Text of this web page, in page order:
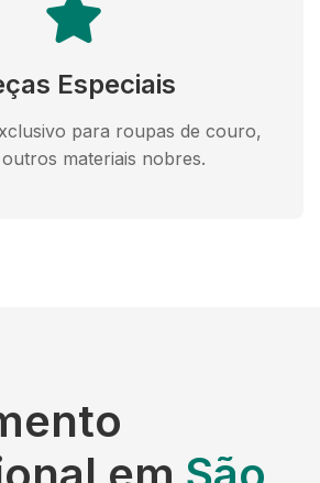
Especiais
para roupas de couro,
materiais nobres.